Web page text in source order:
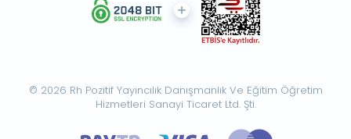
© 2026 Rh Pozitif Yayıncılık Danışmanlık Ve Eğitim Öğretim
Hizmetleri Sanayi Ticaret Ltd. Şti.